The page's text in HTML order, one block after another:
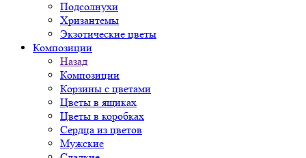
Подсолнухи
Хризантемы
Экзотические цветы
Композиции
Назад
Композиции
Корзины с цветами
Цветы в ящиках
Цветы в коробках
Сердца из цветов
Мужские